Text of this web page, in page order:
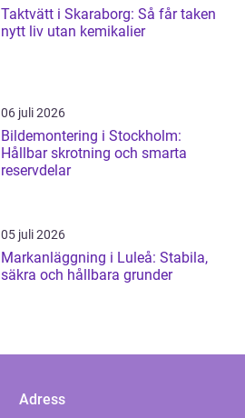
Taktvätt i Skaraborg: Så får taken
nytt liv utan kemikalier
06 juli 2026
Bildemontering i Stockholm:
Hållbar skrotning och smarta
reservdelar
05 juli 2026
Markanläggning i Luleå: Stabila,
säkra och hållbara grunder
Adress